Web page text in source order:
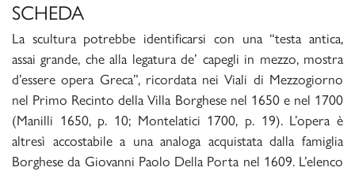
SCHEDA
La scultura potrebbe identificarsi con una “testa antica,
assai grande, che alla legatura de’ capegli in mezzo, mostra
d’essere opera Greca”, ricordata nei Viali di Mezzogiorno
nel Primo Recinto della Villa Borghese nel 1650 e nel 1700
(Manilli 1650, p. 10; Montelatici 1700, p. 19). L’opera è
altresì accostabile a una analoga acquistata dalla famiglia
Borghese da Giovanni Paolo Della Porta nel 1609. L’elenco